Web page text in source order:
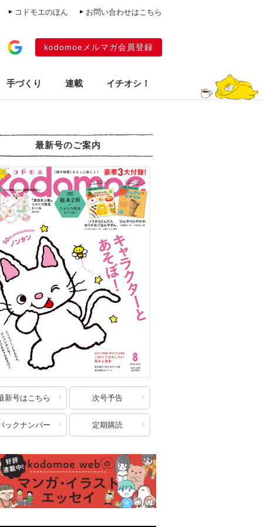
コドモエのほん お問い合わせはこちら
kodomoeメルマガ会員登録
手づくり 連載 イチオシ！
最新号のご案内
新号はこちら 次号予告
ックナンバー 定期購読